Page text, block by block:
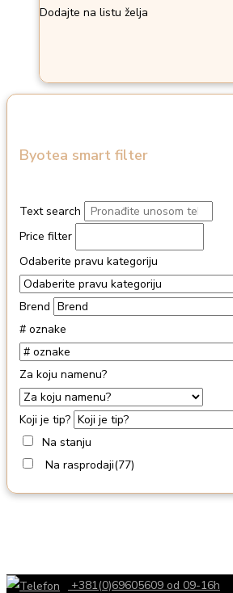
Dodajte na listu želja
Byotea smart filter
Text search
Price filter
Odaberite pravu kategoriju
Brend
# oznake
Za koju namenu?
Koji je tip?
Na stanju
Na rasprodaji(77)
+381(0)69605609 od 09-16h